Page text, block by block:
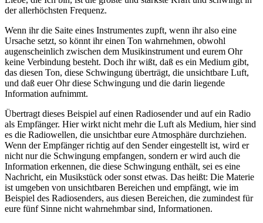
der allerhöchsten Frequenz.
Wenn ihr die Saite eines Instrumentes zupft, wenn ihr also eine
Ursache setzt, so könnt ihr einen Ton wahrnehmen, obwohl
augenscheinlich zwischen dem Musikinstrument und eurem Ohr
keine Verbindung besteht. Doch ihr wißt, daß es ein Medium gibt,
das diesen Ton, diese Schwingung überträgt, die unsichtbare Luft,
und daß euer Ohr diese Schwingung und die darin liegende
Information aufnimmt.
Übertragt dieses Beispiel auf einen Radiosender und auf ein Radio
als Empfänger. Hier wirkt nicht mehr die Luft als Medium, hier sind
es die Radiowellen, die unsichtbar eure Atmosphäre durchziehen.
Wenn der Empfänger richtig auf den Sender eingestellt ist, wird er
nicht nur die Schwingung empfangen, sondern er wird auch die
Information erkennen, die diese Schwingung enthält, sei es eine
Nachricht, ein Musikstück oder sonst etwas. Das heißt: Die Materie
ist umgeben von unsichtbaren Bereichen und empfängt, wie im
Beispiel des Radiosenders, aus diesen Bereichen, die zumindest für
eure fünf Sinne nicht wahrnehmbar sind, Informationen.